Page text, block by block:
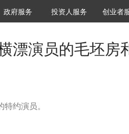
城市之窗
政府服务 VClub投资机构库
投资机构职位推介
投资人服务 创投氪
创业者
漂演员的毛坯房
约演员。